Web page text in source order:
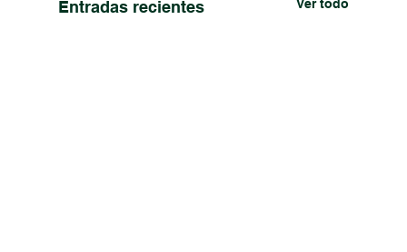
Entradas recientes Ver todo